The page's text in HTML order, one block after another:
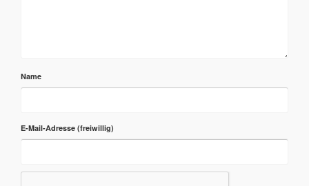
Name
E-Mail-Adresse